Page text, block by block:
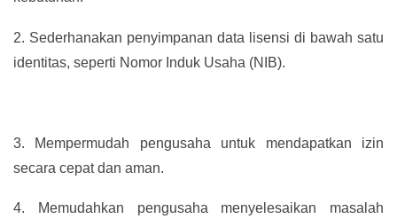
2. Sederhanakan penyimpanan data lisensi di bawah satu
identitas, seperti Nomor Induk Usaha (NIB).
3.
Mempermudah pengusaha untuk mendapatkan izin
secara cepat dan aman.
4. Memudahkan pengusaha menyelesaikan masalah